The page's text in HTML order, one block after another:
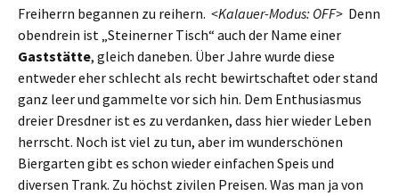
Freiherrn begannen zu reihern. <Kalauer-Modus: OFF> Denn
obendrein ist „Steinerner Tisch“ auch der Name einer
Gaststätte, gleich daneben. Über Jahre wurde diese
entweder eher schlecht als recht bewirtschaftet oder stand
ganz leer und gammelte vor sich hin. Dem Enthusiasmus
dreier Dresdner ist es zu verdanken, dass hier wieder Leben
herrscht. Noch ist viel zu tun, aber im wunderschönen
Biergarten gibt es schon wieder einfachen Speis und
diversen Trank. Zu höchst zivilen Preisen. Was man ja von